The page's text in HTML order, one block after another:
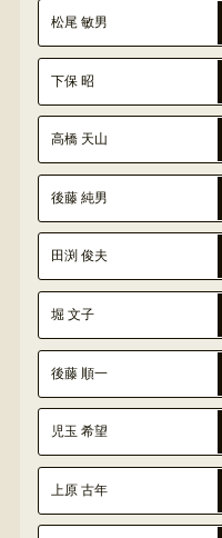
松尾 敏男
下保 昭
高橋 天山
後藤 純男
田渕 俊夫
堀 文子
後藤 順一
児玉 希望
上原 古年